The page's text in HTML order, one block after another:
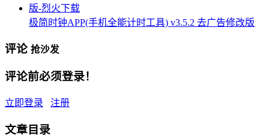
极简时钟APP(手机全能计时工具) v3.5.2 去广告修改版
评论 抢沙发
评论前必须登录！
立即登录 注册
文章目录